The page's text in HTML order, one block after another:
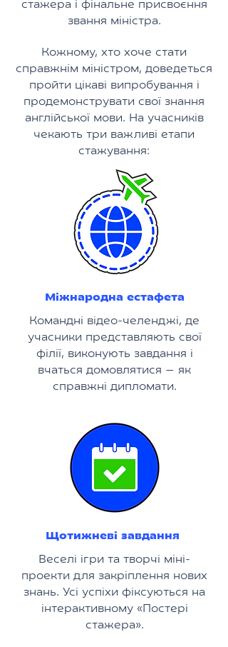
стажера і фінальне присвоєння
звання міністра.
Кожному, хто хоче стати
справжнім міністром, доведеться
пройти цікаві випробування і
продемонструвати свої знання
англійської мови. На учасників
чекають три важливі етапи
стажування:
Міжнародна естафета
Командні відео-челенджі, де
учасники представляють свої
філії, виконують завдання і
вчаться домовлятися — як
справжні дипломати.
Щотижневі завдання
Веселі ігри та творчі міні-
проекти для закріплення нових
знань. Усі успіхи фіксуються на
інтерактивному «Постері
стажера».